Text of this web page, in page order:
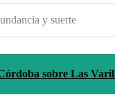
y suerte
sobre Las